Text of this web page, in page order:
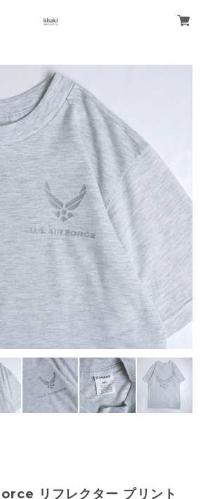
リフレクター プリント